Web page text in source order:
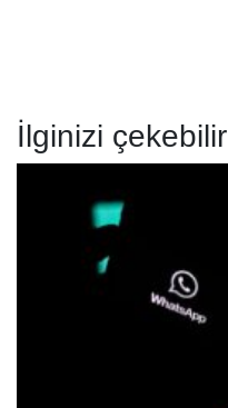
İlginizi çekebilir